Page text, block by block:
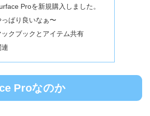
Proを新規購入しました。
っぱり良いなぁ〜
ックブックとアイテム共有
連
Proなのか